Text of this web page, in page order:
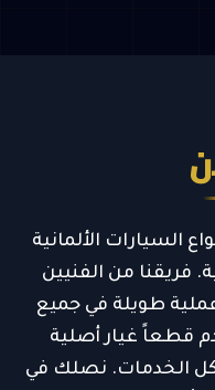
السيارات الألمانية
فريقنا من الفنيين
طويلة في جميع
قطعاً غيار أصلية
الخدمات. نصلك في